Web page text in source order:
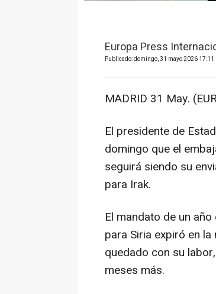
Europa Press
Publicado: domingo, 31 mayo 2026 17:11
MADRID 31 May.
El presidente de
domingo que el
seguirá siendo su
para Irak.
El mandato de un
para Siria expiró en
quedado con su
meses más.